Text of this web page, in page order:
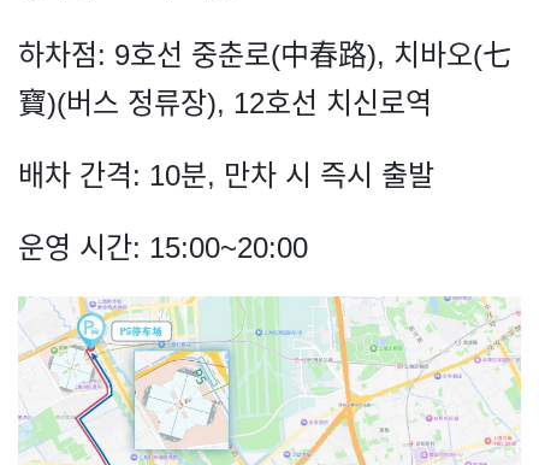
하차점: 9호선 중춘로(中春路), 치바오(七
寶)(버스 정류장), 12호선 치신로역
배차 간격: 10분, 만차 시 즉시 출발
운영 시간: 15:00~20:00